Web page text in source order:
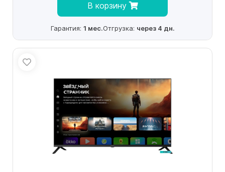
В корзину
Гарантия: 1 мес.Отгрузка: через 4 дн.